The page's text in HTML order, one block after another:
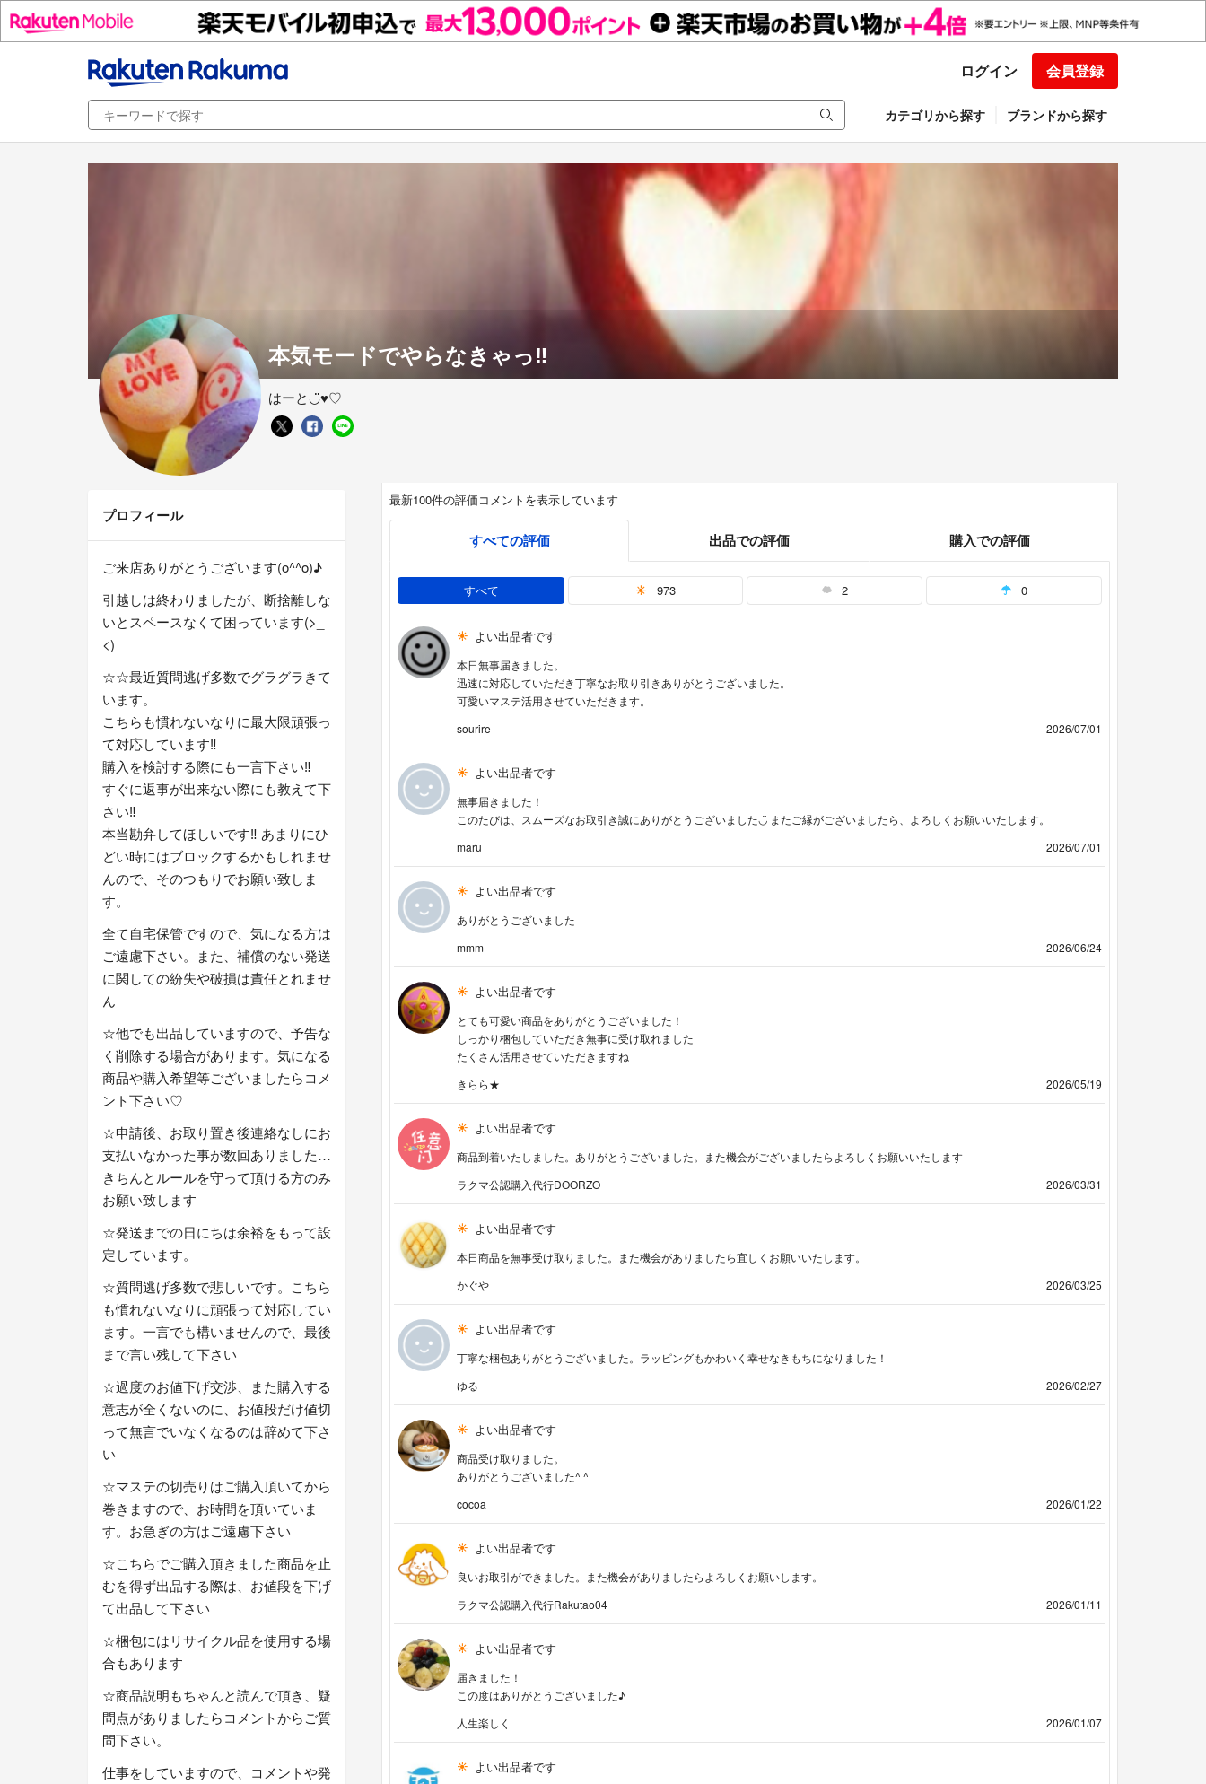
ログイン 会員登録
カテゴリから探す ブランドから探す
本気モードでやらなきゃっ‼︎
はーと◡̈♥︎♡
最新100件の評価コメントを表示しています
すべての評価 出品での評価 購入での評価
すべて 973 2 0
よい出品者です
本日無事届きました。
迅速に対応していただき丁寧なお取り引きありがとうございました。
可愛いマステ活用させていただきます。
sourire
2026/07/01
よい出品者です
無事届きました！
このたびは、スムーズなお取引き誠にありがとうございました◡̈ またご縁がございましたら、よろしくお願いいたします。
maru
2026/07/01
よい出品者です
ありがとうございました
mmm
2026/06/24
よい出品者です
とても可愛い商品をありがとうございました！
しっかり梱包していただき無事に受け取れました
たくさん活用させていただきますね
きらら★
2026/05/19
よい出品者です
商品到着いたしました。ありがとうございました。また機会がございましたらよろしくお願いいたします
ラクマ公認購入代行DOORZO
2026/03/31
よい出品者です
本日商品を無事受け取りました。また機会がありましたら宜しくお願いいたします。
かぐや
2026/03/25
よい出品者です
丁寧な梱包ありがとうございました。ラッピングもかわいく幸せなきもちになりました！
ゆる
2026/02/27
よい出品者です
商品受け取りました。
ありがとうございました^ ^
cocoa
2026/01/22
よい出品者です
良いお取引ができました。また機会がありましたらよろしくお願いします。
ラクマ公認購入代行Rakutao04
2026/01/11
よい出品者です
届きました！
この度はありがとうございました♪
人生楽しく
2026/01/07
よい出品者です
プロフィール
ご来店ありがとうございます(o^^o)♪
引越しは終わりましたが、断捨離しな
いとスペースなくて困っています(>_
<)
☆☆最近質問逃げ多数でグラグラきて
います。
こちらも慣れないなりに最大限頑張っ
て対応しています‼︎
購入を検討する際にも一言下さい‼︎
すぐに返事が出来ない際にも教えて下
さい‼︎
本当勘弁してほしいです‼︎ あまりにひ
どい時にはブロックするかもしれませ
んので、そのつもりでお願い致しま
す。
全て自宅保管ですので、気になる方は
ご遠慮下さい。また、補償のない発送
に関しての紛失や破損は責任とれませ
ん
☆他でも出品していますので、予告な
く削除する場合があります。気になる
商品や購入希望等ございましたらコメ
ント下さい♡
☆申請後、お取り置き後連絡なしにお
支払いなかった事が数回ありました…
きちんとルールを守って頂ける方のみ
お願い致します
☆発送までの日にちは余裕をもって設
定しています。
☆質問逃げ多数で悲しいです。こちら
も慣れないなりに頑張って対応してい
ます。一言でも構いませんので、最後
まで言い残して下さい
☆過度のお値下げ交渉、また購入する
意志が全くないのに、お値段だけ値切
って無言でいなくなるのは辞めて下さ
い
☆マステの切売りはご購入頂いてから
巻きますので、お時間を頂いていま
す。お急ぎの方はご遠慮下さい
☆こちらでご購入頂きました商品を止
むを得ず出品する際は、お値段を下げ
て出品して下さい
☆梱包にはリサイクル品を使用する場
合もあります
☆商品説明もちゃんと読んで頂き、疑
問点がありましたらコメントからご質
問下さい。
仕事をしていますので、コメントや発